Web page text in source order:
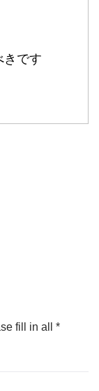
きです